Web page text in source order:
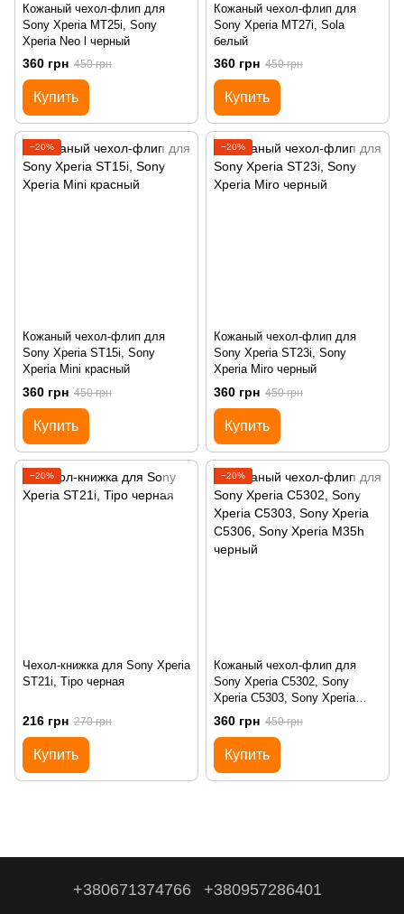
Кожаный чехол-флип для
Sony Xperia MT25i, Sony
Xperia Neo l черный
360 грн 450 грн
Купить
Кожаный чехол-флип для
Sony Xperia MT27i, Sola
белый
360 грн 450 грн
Купить
−20%
Кожаный чехол-флип для
Sony Xperia ST15i, Sony
Xperia Mini красный
360 грн 450 грн
Купить
−20%
Кожаный чехол-флип для
Sony Xperia ST23i, Sony
Xperia Miro черный
360 грн 450 грн
Купить
−20%
Чехол-книжка для Sony Xperia
ST21i, Tipo черная
216 грн 270 грн
Купить
−20%
Кожаный чехол-флип для
Sony Xperia C5302, Sony
Xperia C5303, Sony Xperia
C5306, Sony Xperia M35h
черный
360 грн 450 грн
Купить
+380671374766 +380957286401